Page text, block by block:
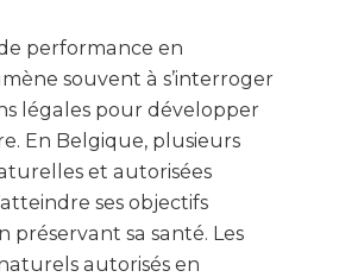
performance en
souvent à s’interroger
légales pour développer
En Belgique, plusieurs
et autorisées
ses objectifs
préservant sa santé. Les
autorisés en